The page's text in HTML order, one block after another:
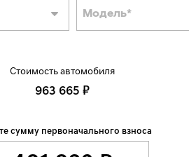
Модель*
Стоимость автомобиля
963 665 ₽
сумму первоначального взноса